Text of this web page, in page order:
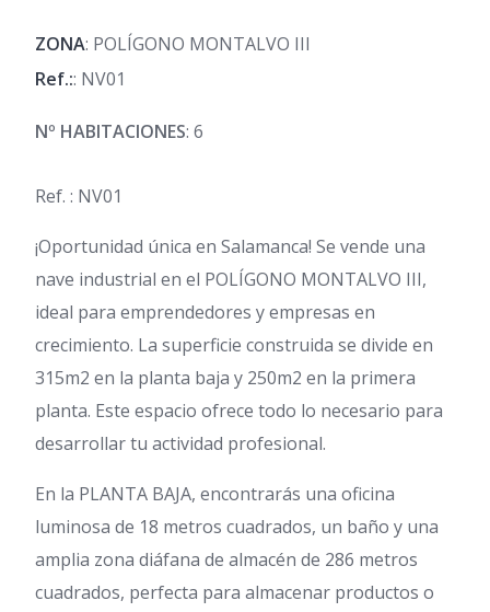
ZONA: POLÍGONO MONTALVO III
Ref.:: NV01
Nº HABITACIONES: 6
Ref. : NV01
¡Oportunidad única en Salamanca! Se vende una
nave industrial en el POLÍGONO MONTALVO III,
ideal para emprendedores y empresas en
crecimiento. La superficie construida se divide en
315m2 en la planta baja y 250m2 en la primera
planta. Este espacio ofrece todo lo necesario para
desarrollar tu actividad profesional.
En la PLANTA BAJA, encontrarás una oficina
luminosa de 18 metros cuadrados, un baño y una
amplia zona diáfana de almacén de 286 metros
cuadrados, perfecta para almacenar productos o